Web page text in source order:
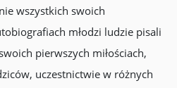
wszystkich swoich
młodzi ludzie pisali
pierwszych miłościach,
uczestnictwie w różnych